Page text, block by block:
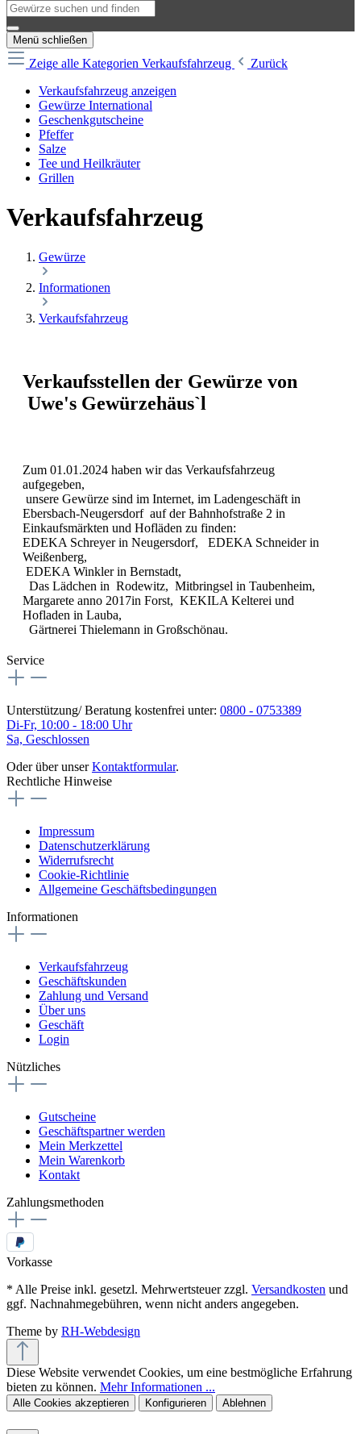
Menü schließen
Zeige alle Kategorien Verkaufsfahrzeug
Zurück
Verkaufsfahrzeug anzeigen
Gewürze International
Geschenkgutscheine
Pfeffer
Salze
Tee und Heilkräuter
Grillen
Verkaufsfahrzeug
Gewürze
Informationen
Verkaufsfahrzeug
Verkaufsstellen der Gewürze von
Uwe's Gewürzehäus`l
Zum 01.01.2024 haben wir das Verkaufsfahrzeug
aufgegeben,
unsere Gewürze sind im Internet, im Ladengeschäft in
Ebersbach-Neugersdorf auf der Bahnhofstraße 2 in
Einkaufsmärkten und Hofläden zu finden:
EDEKA Schreyer in Neugersdorf, EDEKA Schneider in
Weißenberg,
EDEKA Winkler in Bernstadt,
Das Lädchen in Rodewitz, Mitbringsel in Taubenheim,
Margarete anno 2017in Forst, KEKILA Kelterei und
Hofladen in Lauba,
Gärtnerei Thielemann in Großschönau.
Service
Unterstützung/ Beratung kostenfrei unter: 0800 - 0753389
Di-Fr, 10:00 - 18:00 Uhr
Sa, Geschlossen
Oder über unserKontaktformular.
Rechtliche Hinweise
Impressum
Datenschutzerklärung
Widerrufsrecht
Cookie-Richtlinie
Allgemeine Geschäftsbedingungen
Informationen
Verkaufsfahrzeug
Geschäftskunden
Zahlung und Versand
Über uns
Geschäft
Login
Nützliches
Gutscheine
Geschäftspartner werden
Mein Merkzettel
Mein Warenkorb
Kontakt
Zahlungsmethoden
Vorkasse
* Alle Preise inkl. gesetzl. Mehrwertsteuer zzgl. Versandkosten und
ggf. Nachnahmegebühren, wenn nicht anders angegeben.
Theme by RH-Webdesign
Diese Website verwendet Cookies, um eine bestmögliche Erfahrung
bieten zu können. Mehr Informationen ...
Alle Cookies akzeptieren Konfigurieren Ablehnen